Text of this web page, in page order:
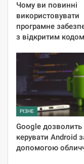
Чому ви повинні
використовувати
програмне
з відкритим
РІЗНЕ
Google
керувати Android
допомогою